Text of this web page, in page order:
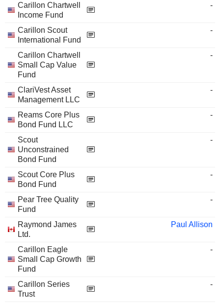
Carillon Chartwell
Income Fund
-
Carillon Scout
International Fund
-
Carillon Chartwell
Small Cap Value
Fund
-
ClariVest Asset
Management LLC
-
Reams Core Plus
Bond Fund LLC
-
Scout
Unconstrained
Bond Fund
-
Scout Core Plus
Bond Fund
-
Pear Tree Quality
Fund
-
Raymond James
Ltd.
Paul Allison
Carillon Eagle
Small Cap Growth
Fund
-
Carillon Series
Trust
-